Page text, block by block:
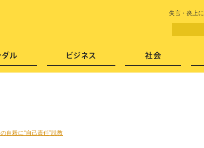
失言・炎上
自殺に“自己責任”説教
芸能・エンタメ スキャンダル